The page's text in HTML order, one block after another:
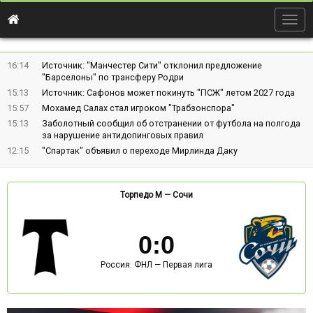
16:14
Источник: "Манчестер Сити" отклонил предложение
"Барселоны" по трансферу Родри
15:13
Источник: Сафонов может покинуть "ПСЖ" летом 2027 года
15:57
Мохамед Салах стал игроком "Трабзонспора"
15:13
Заболотный сообщил об отстранении от футбола на полгода
за нарушение антидопинговых правил
12:15
"Спартак" объявил о переходе Мирлинда Даку
Торпедо М — Сочи
0:0
Россия: ФНЛ — Первая лига